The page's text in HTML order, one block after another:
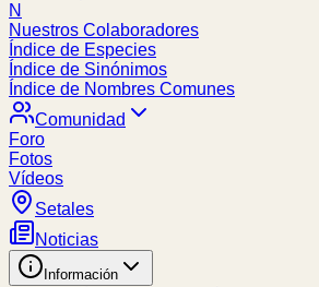
N
Nuestros Colaboradores
Índice de Especies
Índice de Sinónimos
Índice de Nombres Comunes
Comunidad
Foro
Fotos
Vídeos
Setales
Noticias
Información